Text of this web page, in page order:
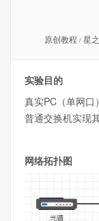
原创教程 / 星
实验目的
真实PC（单网口
普通交换机实现
网络拓扑图